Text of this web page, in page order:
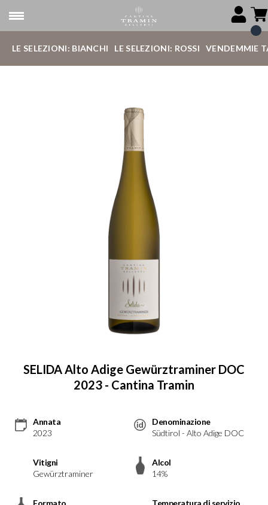
LE SELEZIONI: BIANCHI LE SELEZIONI: ROSSI VENDEMMIE
SELIDA Alto Adige Gewürztraminer DOC
2023 - Cantina Tramin
Annata
2023
Denominazione
Südtirol - Alto Adige DOC
Vitigni
Gewürztraminer
Alcol
14%
Formato
Temperatura di servizio